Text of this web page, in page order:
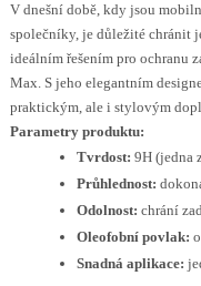
V dnešní době, kdy jsou
společníky, je důležité chránit
ideálním řešením pro ochranu
Max. S jeho elegantním
praktickým, ale i stylovým
Parametry produktu:
Tvrdost: 9H (jedna
Průhlednost:
Odolnost: chrání
Oleofobní povlak:
Snadná aplikace: